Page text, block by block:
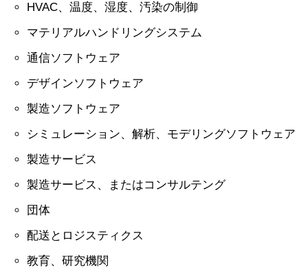
HVAC、温度、湿度、汚染の制御
マテリアルハンドリングシステム
通信ソフトウェア
デザインソフトウェア
製造ソフトウェア
シミュレーション、解析、モデリングソフトウェア
製造サービス
製造サービス、またはコンサルテング
団体
配送とロジスティクス
教育、研究機関